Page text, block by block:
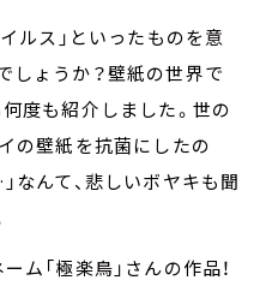
ルス」といったものを意
しょうか？壁紙の世界で
度も紹介しました。世の
の壁紙を抗菌にしたの
なんて、悲しいボヤキも聞
ム「極楽鳥」さんの作品！